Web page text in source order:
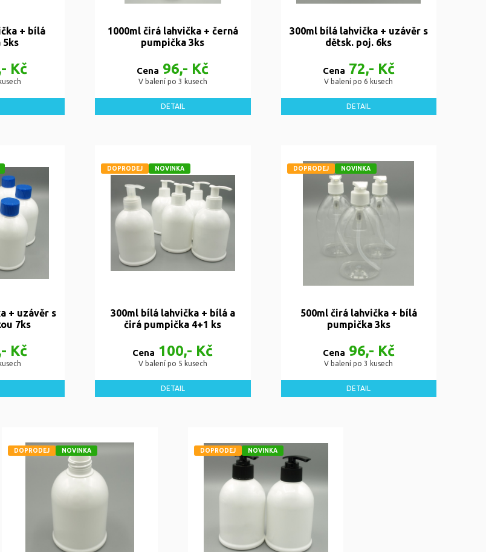
+ bílá
5ks
Kč
1000ml čirá lahvička + černá
pumpička 3ks
Cena 96,- Kč
V balení po 3 kusech
DETAIL
300ml bílá lahvička + uzávěr s
dětsk. poj. 6ks
Cena 72,- Kč
V balení po 6 kusech
DETAIL
+ uzávěr s
7ks
Kč
DOPRODEJ NOVINKA
300ml bílá lahvička + bílá a
čirá pumpička 4+1 ks
Cena 100,- Kč
V balení po 5 kusech
DETAIL
DOPRODEJ NOVINKA
500ml čirá lahvička + bílá
pumpička 3ks
Cena 96,- Kč
V balení po 3 kusech
DETAIL
DOPRODEJ NOVINKA DOPRODEJ NOVINKA